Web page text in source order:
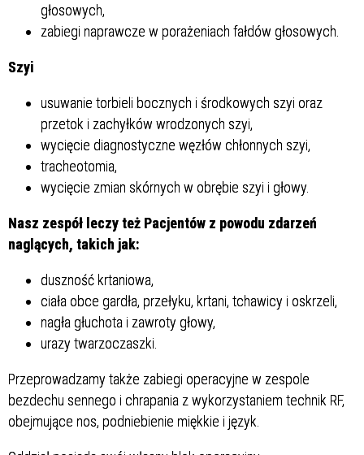
głosowych,
zabiegi naprawcze w porażeniach fałdów głosowych.
Szyi
usuwanie torbieli bocznych i środkowych szyi oraz
przetok i zachyłków wrodzonych szyi,
wycięcie diagnostyczne węzłów chłonnych szyi,
tracheotomia,
wycięcie zmian skórnych w obrębie szyi i głowy.
Nasz zespół leczy też Pacjentów z powodu zdarzeń
naglących, takich jak:
duszność krtaniowa,
ciała obce gardła, przełyku, krtani, tchawicy i oskrzeli,
nagła głuchota i zawroty głowy,
urazy twarzoczaszki.
Przeprowadzamy także zabiegi operacyjne w zespole
bezdechu sennego i chrapania z wykorzystaniem technik RF,
obejmujące nos, podniebienie miękkie i język.